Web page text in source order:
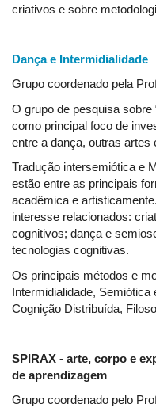
criativos e sobre
Dança e Intermidialidade
Grupo coordenado pela
O grupo de pesquisa sobre
como principal foco de
entre a dança, outras artes
Tradução intersemiótica e
estão entre as principais
acadêmica e
interesse relacionados:
cognitivos; dança e
tecnologias cognitivas.
Os principais métodos e
Intermidialidade,
Cognição Distribuída,
SPIRAX - arte, corpo e
de aprendizagem
Grupo coordenado pelo